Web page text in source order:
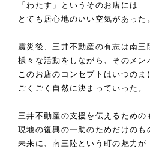
「わたす」というそのお店には
とても居心地のいい空気があった
震災後、三井不動産の有志は南三
様々な活動をしながら、そのメン
このお店のコンセプトはいつのま
ごくごく自然に決まっていった。
三井不動産の支援を伝えるための
現地の復興の一助のためだけのも
未来に、南三陸という町の魅力が